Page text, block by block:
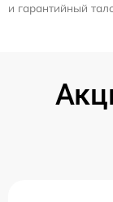
и гарантийный